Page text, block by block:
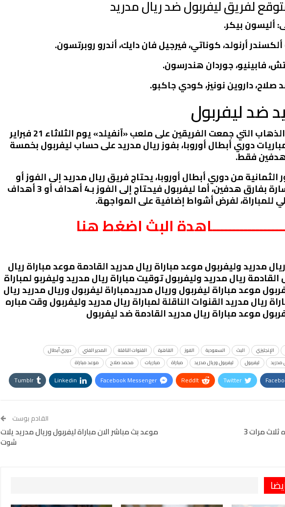
لفريق ليفربول ضد ريال مدريد
أليسون بيكر.
أرنولد، كوناتي، فيرجيل فان دايك، أندرو روبرتسون.
فابينيو، جوردان هندرسون.
داروين نونيز، كودي جاكبو.
ضد ليفربول
وانتهت مباراة الذهاب التي جمعت الفريقين على ملعب «آنفيلد» يوم الثلاثاء 21 فبراير
دوري أبطال أوروبا، بفوز ريال مدريد على حساب ليفربول بخمسة
فقط.
الثمانية من دوري أبطال أوروبا، يحتاج فريق ريال مدريد إلى الفوز أو
التعادل أو الخسارة بفارق هدفين، أما ليفربول فيحتاج إلى الفوز بـ4 أهداف أو 3 أهداف
للمباراة، لفرض أشواط إضافية على المواجهة.
البث اضغط هنا
مدريد وليفربول موعد مباراة ريال مدريد القادمة موعد مباراة ريال
ريال مدريد وليفربول توقيت مباراة ريال مدريد وليفربو لمباراة
موعد مباراة ليفربول وريال مدريدمباراة ليفربول وريال مدريد ريال
ريال مدريد القنوات الناقلة لمباراة ريال مدريد وليفربول وقت مباره
موعد مباراة ريال مدريد القادمة ضد ليفربول
الإنجليزي البث السعودية الفوز القاهرة القنوات الناقلة المدير الفني
دوري أبطال
مدريد ليفربول ليفربول وريال مدريد مباراة مباريات محمد صلاح موعد مباراة
Twitter
ReddIt
Facebook Messenger
Linkedin
Tumblr
مرات 3
القادم بوست
موعد بث مباشر الان مباراة ليفربول وريال مدريد يلات
شوت